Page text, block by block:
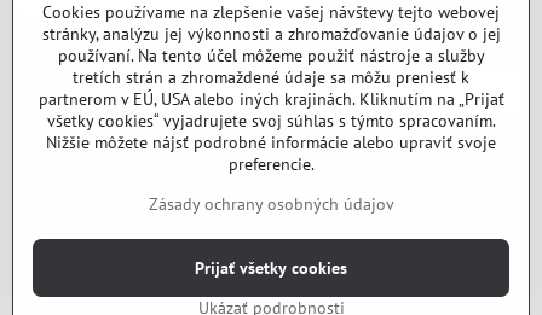
Súbor:
©2026Copyright
Predvoľby súkromiaZásady ochrany osobných údajov
Cookies používame na zlepšenie vašej návštevy tejto webovej
stránky, analýzu jej výkonnosti a zhromažďovanie údajov o jej
používaní. Na tento účel môžeme použiť nástroje a služby
tretích strán a zhromaždené údaje sa môžu preniesť k
partnerom v EÚ, USA alebo iných krajinách. Kliknutím na „Prijať
všetky cookies“ vyjadrujete svoj súhlas s týmto spracovaním.
Nižšie môžete nájsť podrobné informácie alebo upraviť svoje
preferencie.
Zásady ochrany osobných údajov
Ukázať podrobnosti
Prijať všetky cookies